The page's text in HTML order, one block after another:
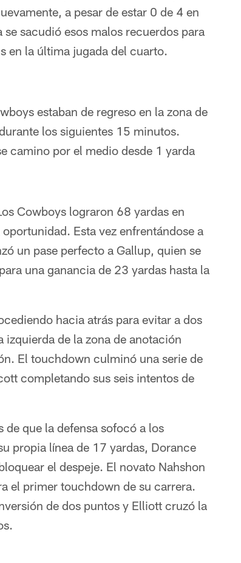
a pesar de estar 0 de 4 en
sacudió esos malos recuerdos para
en la última jugada del cuarto.
estaban de regreso en la zona de
los siguientes 15 minutos.
camino por el medio desde 1 yarda
Cowboys lograron 68 yardas en
Esta vez enfrentándose a
un pase perfecto a Gallup, quien se
una ganancia de 23 yardas hasta la
hacia atrás para evitar a dos
izquierda de la zona de anotación
El touchdown culminó una serie de
completando sus seis intentos de
que la defensa sofocó a los
propia línea de 17 yardas, Dorance
el despeje. El novato Nahshon
el primer touchdown de su carrera.
de dos puntos y Elliott cruzó la